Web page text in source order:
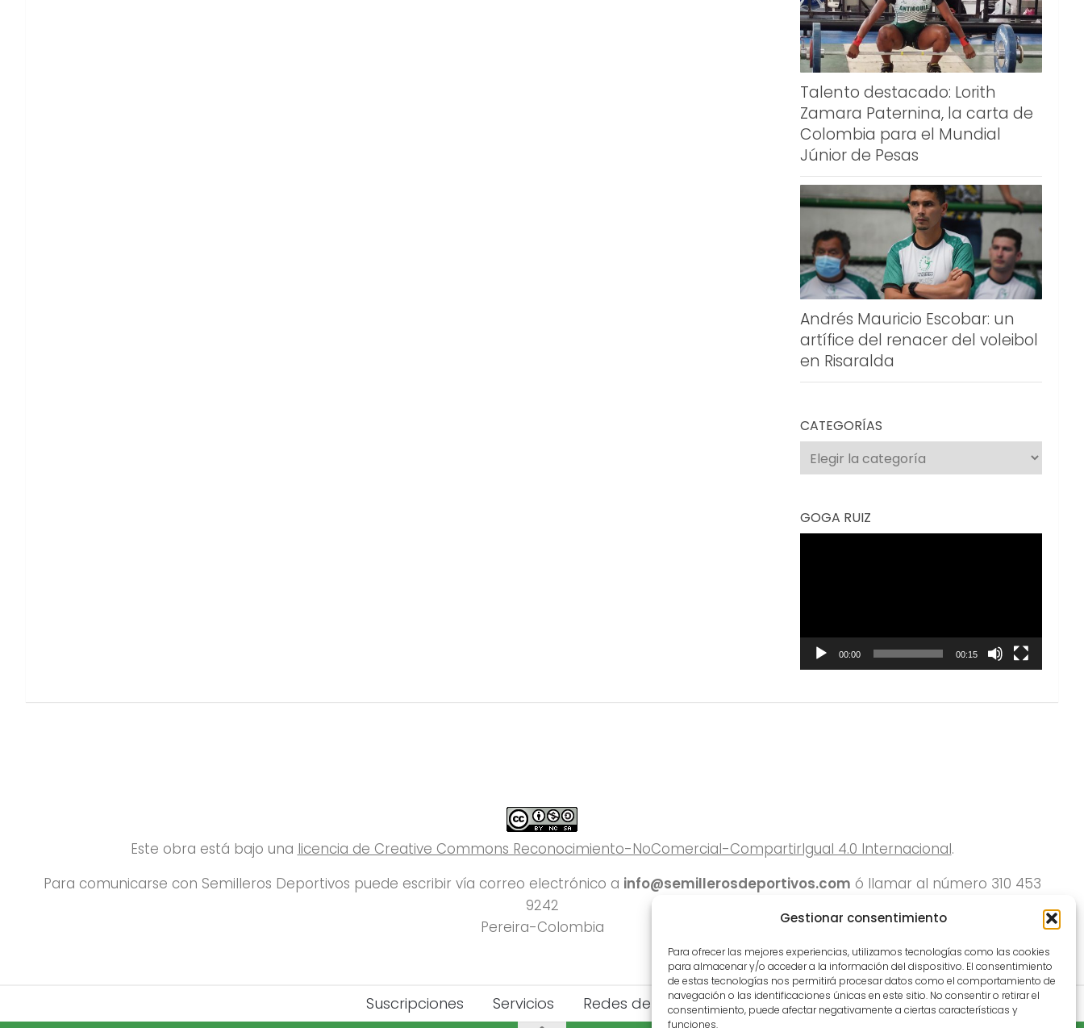
Gestionar consentimiento
Para ofrecer las mejores experiencias, utilizamos tecnologías como las cookies
para almacenar y/o acceder a la información del dispositivo. El consentimiento
de estas tecnologías nos permitirá procesar datos como el comportamiento de
navegación o las identificaciones únicas en este sitio. No consentir o retirar el
consentimiento, puede afectar negativamente a ciertas características y
funciones.
Talento destacado: Lorith
Zamara Paternina, la carta de
Colombia para el Mundial
Júnior de Pesas
Andrés Mauricio Escobar: un
artífice del renacer del voleibol
en Risaralda
CATEGORÍAS
Categorías
GOGA RUIZ
00:00 00:15
Este obra está bajo una licencia de Creative Commons Reconocimiento-NoComercial-CompartirIgual 4.0 Internacional.
Para comunicarse con Semilleros Deportivos puede escribir vía correo electrónico a info@semillerosdeportivos.com ó llamar al número 310 453
9242
Pereira-Colombia
Suscripciones Servicios Redes del Deporte